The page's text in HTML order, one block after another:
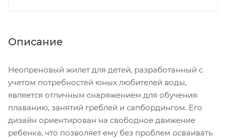
Описание
Неопреновый жилет для детей, разработанный с
учетом потребностей юных любителей воды,
является отличным снаряжением для обучения
плаванию, занятий греблей и сапбордингом. Его
дизайн ориентирован на свободное движение
ребенка, что позволяет ему без проблем осваивать